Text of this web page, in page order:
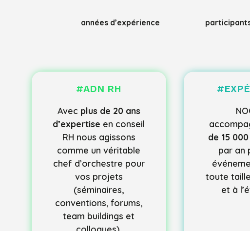
années d’expérience
#ADN RH
Avec plus de 20 ans
d’expertise en conseil
RH nous agissons
comme un véritable
chef d’orchestre pour
vos projets
(séminaires,
conventions, forums,
team buildings et
#
de 15 000
par an
toute
et à